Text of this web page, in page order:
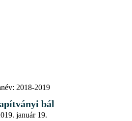
2018-2019
bál
január 19.